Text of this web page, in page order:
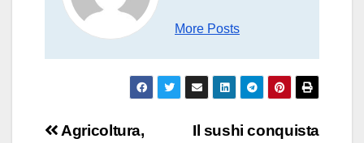
More Posts
NavigazioneIl sushi conquista
Agricoltura,